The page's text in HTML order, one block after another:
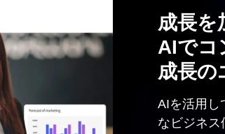
成長を
AIでコ
成長の
AIを活用し
なビジネス